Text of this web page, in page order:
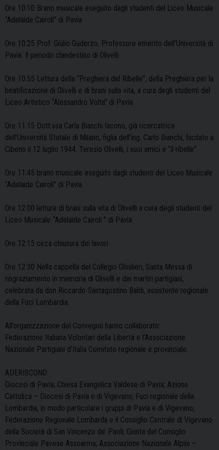
Ore 10.10 Brano musicale eseguito dagli studenti del Liceo Musicale
“Adelaide Cairoli” di Pavia
Ore 10.25 Prof. Giulio Guderzo, Professore emerito dell’Università di
Pavia: Il periodo clandestino di Olivelli
Ore 10.55 Lettura della “Preghiera del Ribelle”, della Preghiera per la
beatificazione di Olivelli e di brani sulla vita, a cura degli studenti del
Liceo Artistico “Alessandro Volta” di Pavia
Ore 11.15 Dott.ssa Carla Bianchi Iacono, già ricercatrice
dell’Università Statale di Milano, figlia dell’ing. Carlo Bianchi, fucilato a
Cibeno il 12 luglio 1944. Teresio Olivelli, i suoi amici e “il ribelle”
Ore 11.45 brano musicale eseguito dagli studenti del Liceo Musicale
“Adelaide Cairoli” di Pavia
Ore 12.00 letture di brani sulla vita di Olivelli a cura degli studenti del
Liceo Musicale “Adelaide Cairoli ” di Pavia
Ore 12.15 circa chiusura dei lavori
Ore 12.30 Nella cappella del Collegio Ghislieri, Santa Messa di
ringraziamento in memoria di Olivelli e dei martiri partigiani,
celebrata da don Riccardo Santagostino Baldi, assistente regionale
della Fuci Lombardia.
All’organizzazione del Convegno hanno collaborato:
Federazione Italiana Volontari della Libertà e l’Associazione
Nazionale Partigiani d’Italia Comitato regionale e provinciale.
ADERISCONO:
Diocesi di Pavia; Chiesa Evangelica Valdese di Pavia; Azione
Cattolica – Diocesi di Pavia e di Vigevano; Fuci regionale della
Lombardia, in modo particolare i gruppi di Pavia e di Vigevano;
Federazione Regionale Lombarda e il Consiglio Centrale di Vigevano
della Società di San Vincenzo de’ Paoli; Giunta del Consiglio
Provinciale Pavese Assoarma; Associazione Nazionale Alpini –